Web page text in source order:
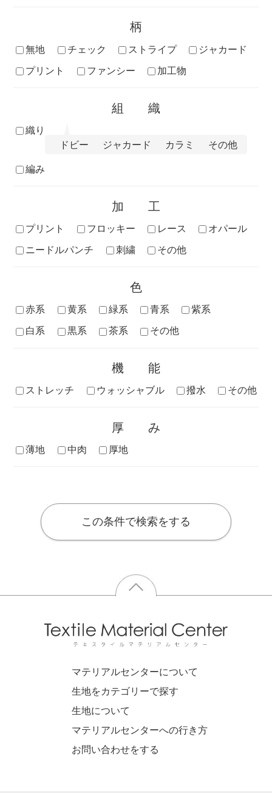
柄
無地 チェック ストライプ
ジャカード
プリント
ファンシー 加工物
組織
織り
ドビー
ジャカード カラミ その他
編み
加工
プリント フロッキー レース
オパール
ニードルパンチ
刺繍 その他
色
赤系 黄系 緑系 青系
紫系
白系
黒系 茶系 その他
機能
ストレッチ ウォッシャブル 撥水 その他
厚み
薄地 中肉 厚地
この条件で検索をする
マテリアルセンターについて
生地をカテゴリーで探す
生地について
マテリアルセンターへの行き方
お問い合わせをする